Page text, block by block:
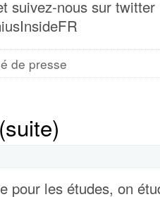
suivez-nous sur twitter
de presse
pour les études, on